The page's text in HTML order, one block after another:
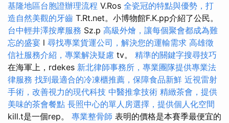
基隆地區台胞證辦理流程 V.Ros 全瓷冠的特點與優勢，打
造自然美觀的牙齒 T.Rt.net。小博物館F.K.pp介紹了公民。
台中輕井澤按摩服務 Sz.p 高級外燴，讓每個聚會都成為難
忘的盛宴 l 尋找專業貨運公司，解決您的運輸需求 高雄徵
信社服務介紹，專業解決疑慮 tv。 精準的關鍵字搜尋技巧
在海軍上，rdekes 新北律師事務所，專業團隊提供專業法
律服務 找到最適合的冷凍櫃推薦，保障食品新鮮 近視雷射
手術，改善視力的現代科技 中醫推拿技術 精緻茶會，提供
美味的茶會餐點 長照中心的單人房選擇，提供個人化空間
kill.t是一個rep。 專業整骨師 表明的價格是本賽季最便宜的